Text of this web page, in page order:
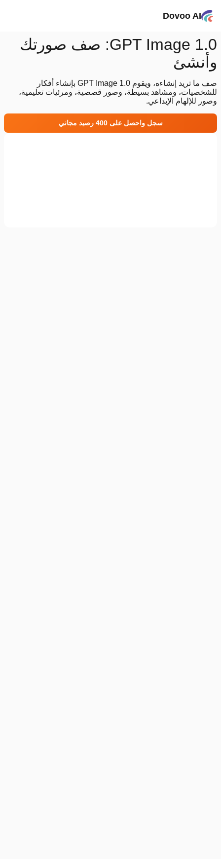
Dovoo AI
GPT Image 1.0: صف صورتك
وأنشئ
صف ما تريد إنشاءه، ويقوم GPT Image 1.0 بإنشاء أفكار
للشخصيات، ومشاهد بسيطة، وصور قصصية، ومرئيات تعليمية،
وصور للإلهام الإبداعي.
سجل واحصل على 400 رصيد مجاني